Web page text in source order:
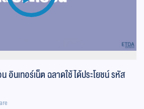
อินเทอร์เน็ต ฉลาดใช้ได้ประโยชน์ รหัส